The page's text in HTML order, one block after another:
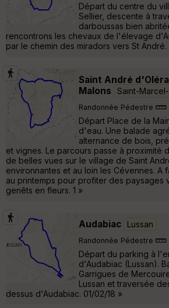
Départ du centre du
Sellier, descente à
darboussas bien
rencontrons les chevaux de l'élevage
par le chemin des miradors vers St André.
Saint André
Malons
Saint-
Randonnée Pédestre
Départ Place de la
d'eau. Une balade
alternance de bois,
et vignes. Le parcours passe à proximité
de belles vues sur le village de Saint
environnantes et au loin les Cévennes. A
au printemps pour profiter des paysages
genêts en fleurs. 1 »
Audabiac Lussan
Randonnée Pédestre
Départ du parking à
d'Audabiac (Lussan).
Garrigues de
Lussan et traversée
dessus d'Audabiac. 01/02/18 »